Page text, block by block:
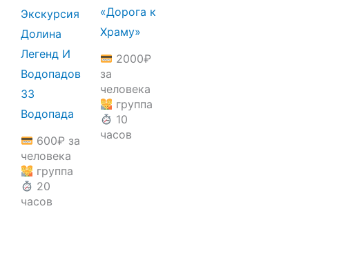
Экскурсия
Долина
Легенд И
Водопадов
33
Водопада
600₽ за
человека
группа
20
часов
«Дорога к
Храму»
2000₽
за
человека
группа
10
часов